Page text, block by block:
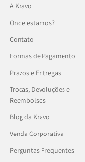
A Kravo
Onde estamos?
Contato
Formas de Pagamento
Prazos e Entregas
Trocas, Devoluções e
Reembolsos
Blog da Kravo
Venda Corporativa
Perguntas Frequentes